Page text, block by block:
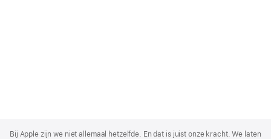
Footer
Bij Apple zijn we niet allemaal hetzelfde. En dat is juist onze kracht. We laten